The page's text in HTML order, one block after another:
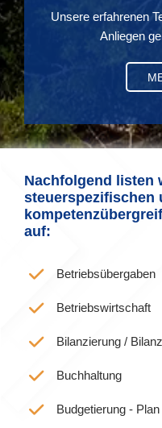
Unsere erfahrenen
Anliegen
Nachfolgend listen
steuerspezifischen
auf:
Betriebsübergaben
Betriebswirtschaft
Bilanzierung /
Buchhaltung
Budgetierung -